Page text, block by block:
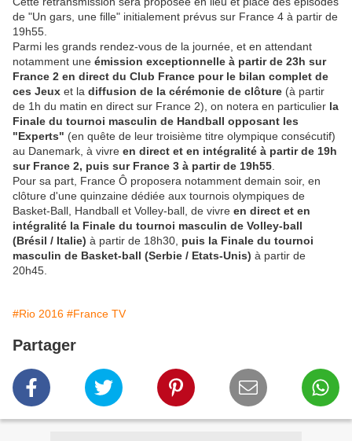
de "Un gars, une fille" initialement prévus sur France 4 à partir de
19h55.
Parmi les grands rendez-vous de la journée, et en attendant
notamment une émission exceptionnelle à partir de 23h sur
France 2 en direct du Club France pour le bilan complet de
ces Jeux et la diffusion de la cérémonie de clôture (à partir
de 1h du matin en direct sur France 2), on notera en particulier la
Finale du tournoi masculin de Handball opposant les
"Experts" (en quête de leur troisième titre olympique consécutif)
au Danemark, à vivre en direct et en intégralité à partir de 19h
sur France 2, puis sur France 3 à partir de 19h55
Pour sa part, France Ô proposera notamment demain soir, en
clôture d'une quinzaine dédiée aux tournois olympiques de
Basket-Ball, Handball et Volley-ball, de vivre en direct et en
intégralité la Finale du tournoi masculin de Volley-ball
(Brésil / Italie) à partir de 18h30, puis la Finale du tournoi
masculin de Basket-ball (Serbie / Etats-Unis) à partir de
20h45.
#Rio 2016 #France TV
Partager